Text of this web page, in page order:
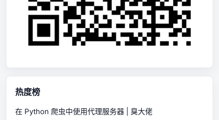
热度榜
在 Python 爬虫中使用代理服务器 | 臭大佬